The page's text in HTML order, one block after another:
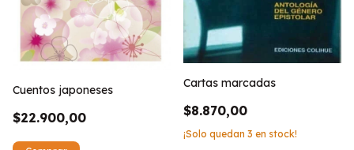
Cuentos japoneses
$22.900,00
Cartas marcadas
$8.870,00
¡Solo quedan 3 en stock!